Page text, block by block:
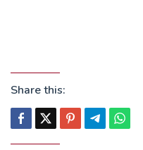
Share this: